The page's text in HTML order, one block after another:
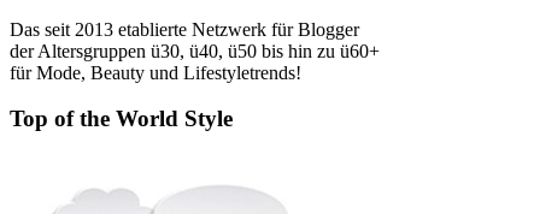
Das seit 2013 etablierte Netzwerk für Blogger
der Altersgruppen ü30, ü40, ü50 bis hin zu ü60+
für Mode, Beauty und Lifestyletrends!
Top of the World Style